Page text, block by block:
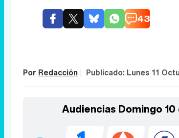
43
Por Redacción | Publicado: Lunes 11
Audiencias Domingo